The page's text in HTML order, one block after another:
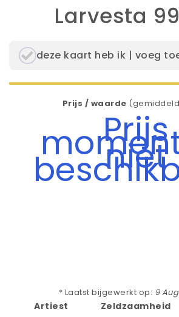
Larvesta
deze kaart heb ik | voeg
Prijs / waarde
Prijs
niet
* Laatst bijgewerkt op: 9
Artiest Zeldzaamheid